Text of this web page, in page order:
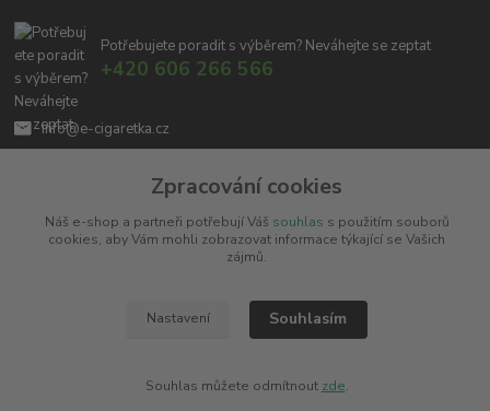
Potřebujete poradit s výběrem? Neváhejte se zeptat
+420 606 266 566
info@e-cigaretka.cz
Zpracování cookies
Náš e-shop a partneři potřebují Váš souhlas s použitím souborů
cookies, aby Vám mohli zobrazovat informace týkající se Vašich
zájmů.
Nastavení Souhlasím
Souhlas můžete odmítnout zde.